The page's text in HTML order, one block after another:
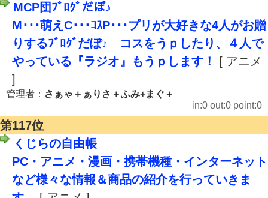
MCP団ﾌﾞﾛｸﾞだぽ♪
M･･･萌えC･･･ｺｽP･･･プリが大好きな4人がお贈
りするﾌﾞﾛｸﾞだぽ♪ コスをうｐしたり、４人で
やっている『ラジオ』もうｐします！
[ アニメ
]
管理者： さぁゃ＋ぁりさ＋ふみ+まぐ＋
in:0 out:0 point:0
第117位
くじらの自由帳
PC・アニメ・漫画・携帯機種・インターネット
など様々な情報＆商品の紹介を行っていきま